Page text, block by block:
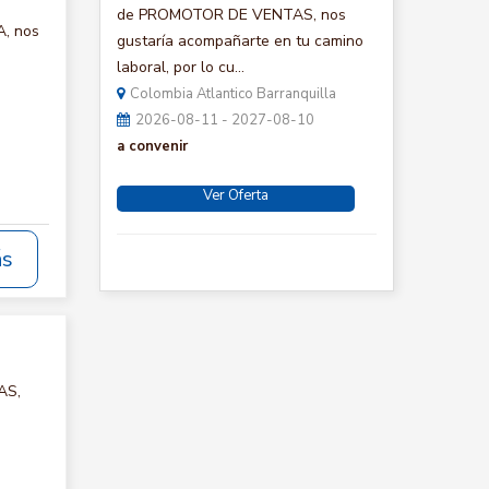
nos
de PROMOTOR DE VENTAS, nos
gustaría acompañarte en tu camino
laboral, por lo cu...
Colombia Atlantico Barranquilla
2026-08-11 - 2027-08-10
a convenir
Ver Oferta